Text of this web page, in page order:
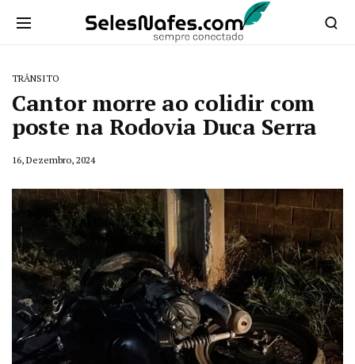
TRÂNSITO
Cantor morre ao colidir com
poste na Rodovia Duca Serra
16, Dezembro, 2024